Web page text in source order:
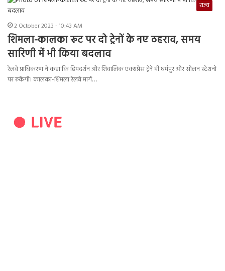
राज्य
2 October 2023 - 10:43 AM
शिमला-कालका रूट पर दो ट्रेनों के नए ठहराव, समय
सारिणी में भी किया बदलाव
रेलवे प्राधिकरण ने कहा कि हिमदर्शन और शिवालिक एक्सप्रेस ट्रेनें भी धर्मपुर और सोलन स्टेशनों
पर रुकेंगी। कालका-शिमला रेलवे मार्ग…